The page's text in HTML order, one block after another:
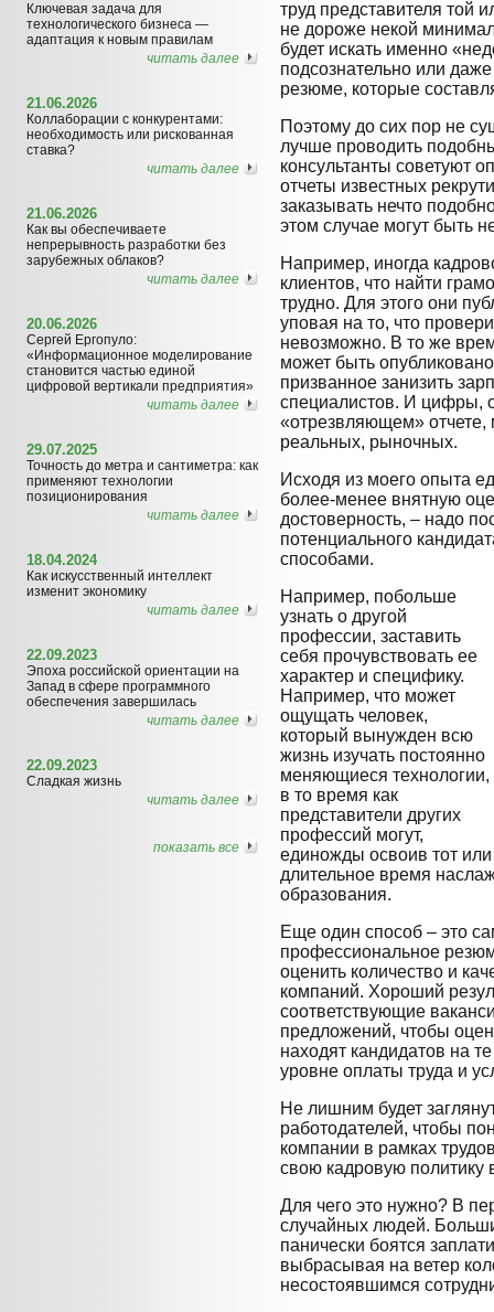
Ключевая задача для
технологического бизнеса —
адаптация к новым правилам
читать далее
21.06.2026
Коллаборации с конкурентами:
необходимость или рискованная
ставка?
читать далее
21.06.2026
Как вы обеспечиваете
непрерывность разработки без
зарубежных облаков?
читать далее
20.06.2026
Сергей Ергопуло:
«Информационное моделирование
становится частью единой
цифровой вертикали предприятия»
читать далее
29.07.2025
Точность до метра и сантиметра: как
применяют технологии
позиционирования
читать далее
18.04.2024
Как искусственный интеллект
изменит экономику
читать далее
22.09.2023
Эпоха российской ориентации на
Запад в сфере программного
обеспечения завершилась
читать далее
22.09.2023
Сладкая жизнь
читать далее
показать все
труд представителя той
не дороже некой
будет искать именно
подсознательно или
резюме, которые
Поэтому до сих пор не
лучше проводить
консультанты советуют
отчеты известных
заказывать нечто
этом случае могут быть
Например, иногда
клиентов, что найти
трудно. Для этого они
уповая на то, что
невозможно. В то же
может быть
призванное занизить
специалистов. И цифры,
«отрезвляющем» отчете,
реальных, рыночных.
Исходя из моего опыта
более-менее внятную
достоверность, – надо
потенциального
способами.
Например, побольше
узнать о другой
профессии, заставить
себя прочувствовать ее
характер и специфику.
Например, что может
ощущать человек,
который вынужден всю
жизнь изучать постоянно
меняющиеся технологии,
в то время как
представители других
профессий могут,
единожды освоив тот
длительное время
образования.
Еще один способ – это
профессиональное
оценить количество и
компаний. Хороший
соответствующие
предложений, чтобы
находят кандидатов на
уровне оплаты труда и
Не лишним будет
работодателей, чтобы
компании в рамках
свою кадровую политику
Для чего это нужно? В
случайных людей.
панически боятся
выбрасывая на ветер
несостоявшимся